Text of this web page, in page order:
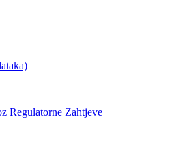
Regulatorne Zahtjeve